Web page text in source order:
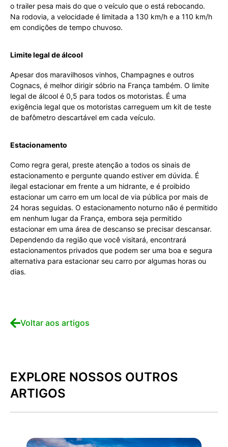
o trailer pesa mais do que o veículo que o está rebocando.
Na rodovia, a velocidade é limitada a 130 km/h e a 110 km/h
em condições de tempo chuvoso.
Limite legal de álcool
Apesar dos maravilhosos vinhos, Champagnes e outros
Cognacs, é melhor dirigir sóbrio na França também. O limite
legal de álcool é 0,5 para todos os motoristas. É uma
exigência legal que os motoristas carreguem um kit de teste
de bafômetro descartável em cada veículo.
Estacionamento
Como regra geral, preste atenção a todos os sinais de
estacionamento e pergunte quando estiver em dúvida. É
ilegal estacionar em frente a um hidrante, e é proibido
estacionar um carro em um local de via pública por mais de
24 horas seguidas. O estacionamento noturno não é permitido
em nenhum lugar da França, embora seja permitido
estacionar em uma área de descanso se precisar descansar.
Dependendo da região que você visitará, encontrará
estacionamentos privados que podem ser uma boa e segura
alternativa para estacionar seu carro por algumas horas ou
dias.
Voltar aos artigos
EXPLORE NOSSOS OUTROS
ARTIGOS